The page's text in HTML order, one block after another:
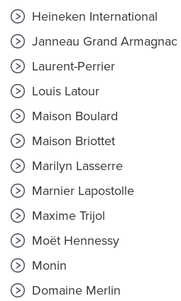
Heineken International
Janneau Grand Armagnac
Laurent-Perrier
Louis Latour
Maison Boulard
Maison Briottet
Marilyn Lasserre
Marnier Lapostolle
Maxime Trijol
Moët Hennessy
Monin
Domaine Merlin